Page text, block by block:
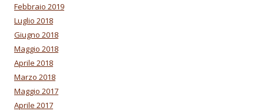
Febbraio 2019
Luglio 2018
Giugno 2018
Maggio 2018
Aprile 2018
Marzo 2018
Maggio 2017
Aprile 2017